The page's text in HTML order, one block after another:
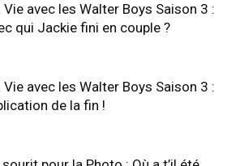
Vie avec les Walter Boys Saison 3 :
qui Jackie fini en couple ?
Vie avec les Walter Boys Saison 3 :
de la fin !